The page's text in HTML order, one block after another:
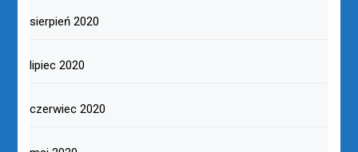
sierpień 2020
lipiec 2020
czerwiec 2020